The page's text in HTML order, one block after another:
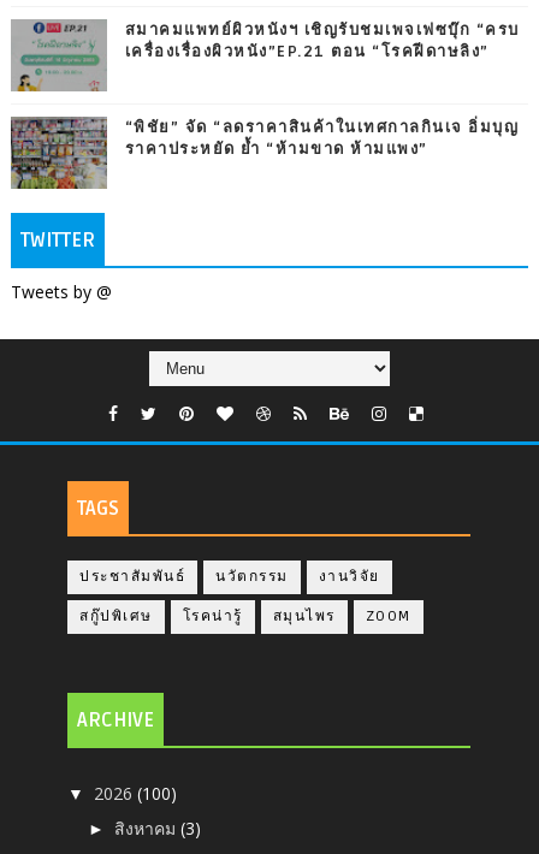
สมาคมแพทย์ผิวหนังฯ เชิญรับชมเพจเฟซบุ๊ก “ครบ
เครื่องเรื่องผิวหนัง”EP.21 ตอน “โรคฝีดาษลิง”
“พิชัย” จัด “ลดราคาสินค้าในเทศกาลกินเจ อิ่มบุญ
ราคาประหยัด ย้ำ “ห้ามขาด ห้ามแพง”
TWITTER
Tweets by @
TAGS
ประชาสัมพันธ์ นวัตกรรม งานวิจัย
สกู๊ปพิเศษ โรคน่ารู้ สมุนไพร ZOOM
ARCHIVE
▼ 2026(100)
► สิงหาคม(3)